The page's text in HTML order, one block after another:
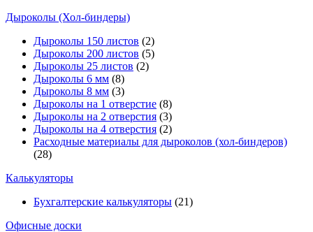
Дыроколы (Хол-биндеры)
Дыроколы 150 листов (2)
Дыроколы 200 листов (5)
Дыроколы 25 листов (2)
Дыроколы 6 мм (8)
Дыроколы 8 мм (3)
Дыроколы на 1 отверстие (8)
Дыроколы на 2 отверстия (3)
Дыроколы на 4 отверстия (2)
Расходные материалы для дыроколов (хол-биндеров)
(28)
Калькуляторы
Бухгалтерские калькуляторы (21)
Офисные доски